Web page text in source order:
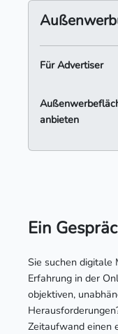
Für Advertiser
anbieten
Ein
Sie suchen digitale
Erfahrung in der
objektiven,
Zeitaufwand einen